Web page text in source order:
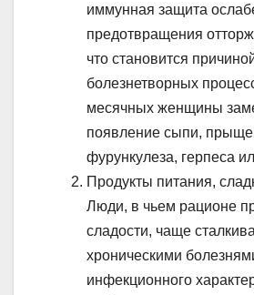
иммунная защита
предотвращения
что становится
болезнетворных
месячных женщины
появление сыпи,
фурункулеза, герпеса
Продукты питания,
Люди, в чьем рационе
сладости, чаще
хроническими
инфекционного